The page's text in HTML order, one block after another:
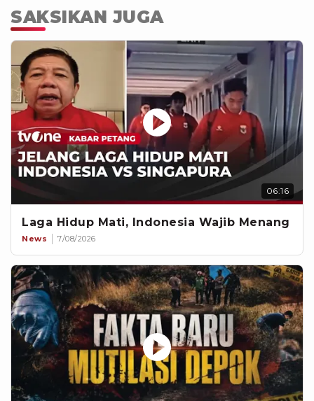
SAKSIKAN JUGA
06:16
Laga Hidup Mati, Indonesia Wajib Menang
News 7/08/2026